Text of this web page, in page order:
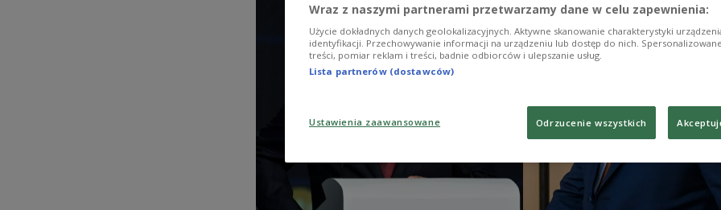
Wraz z naszymi partnerami przetwarzamy dane w celu zapewnienia:
Użycie dokładnych danych geolokalizacyjnych. Aktywne skanowanie charakterystyki
identyfikacji. Przechowywanie informacji na urządzeniu lub dostęp do nich.
treści, pomiar reklam i treści, badnie odbiorców i ulepszanie usług.
Lista partnerów (dostawców)
Ustawienia zaawansowane Odrzucenie wszystkich